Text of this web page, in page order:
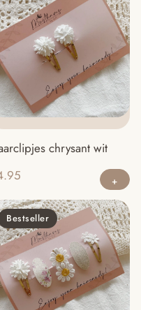
chrysant wit
Bestseller